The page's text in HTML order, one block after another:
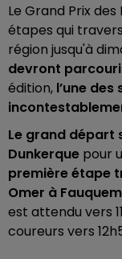
Le Grand Prix
étapes qui
région jusqu'à
devront
édition, l’une
Le grand départ
Dunkerque pour
première étape
Omer à
est attendu vers
coureurs vers